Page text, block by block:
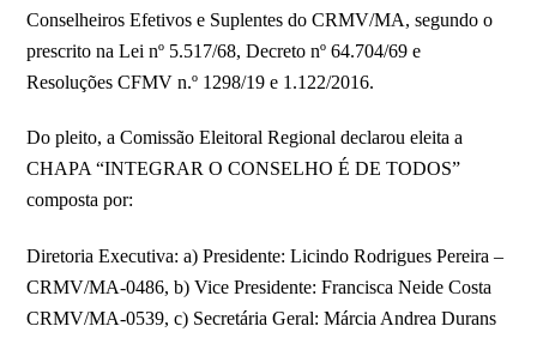
Conselheiros Efetivos e Suplentes do CRMV/MA, segundo o
prescrito na Lei nº 5.517/68, Decreto nº 64.704/69 e
Resoluções CFMV n.º 1298/19 e 1.122/2016.
Do pleito, a Comissão Eleitoral Regional declarou eleita a
CHAPA “INTEGRAR O CONSELHO É DE TODOS”
composta por:
Diretoria Executiva: a) Presidente: Licindo Rodrigues Pereira –
CRMV/MA-0486, b) Vice Presidente: Francisca Neide Costa
CRMV/MA-0539, c) Secretária Geral: Márcia Andrea Durans